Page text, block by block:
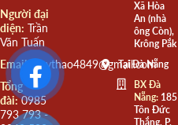
Người đại
diện: Trần
Văn Tuấn
Email: quythao4849@gmail.com
Tổng
đài:0985
793 793 -
Xã Hòa
An (nhà
ông Còn),
Krông Pắk
Tại Đà Nẵng
BX Đà
Nẵng:185
Tôn Đức
Thắng, P.